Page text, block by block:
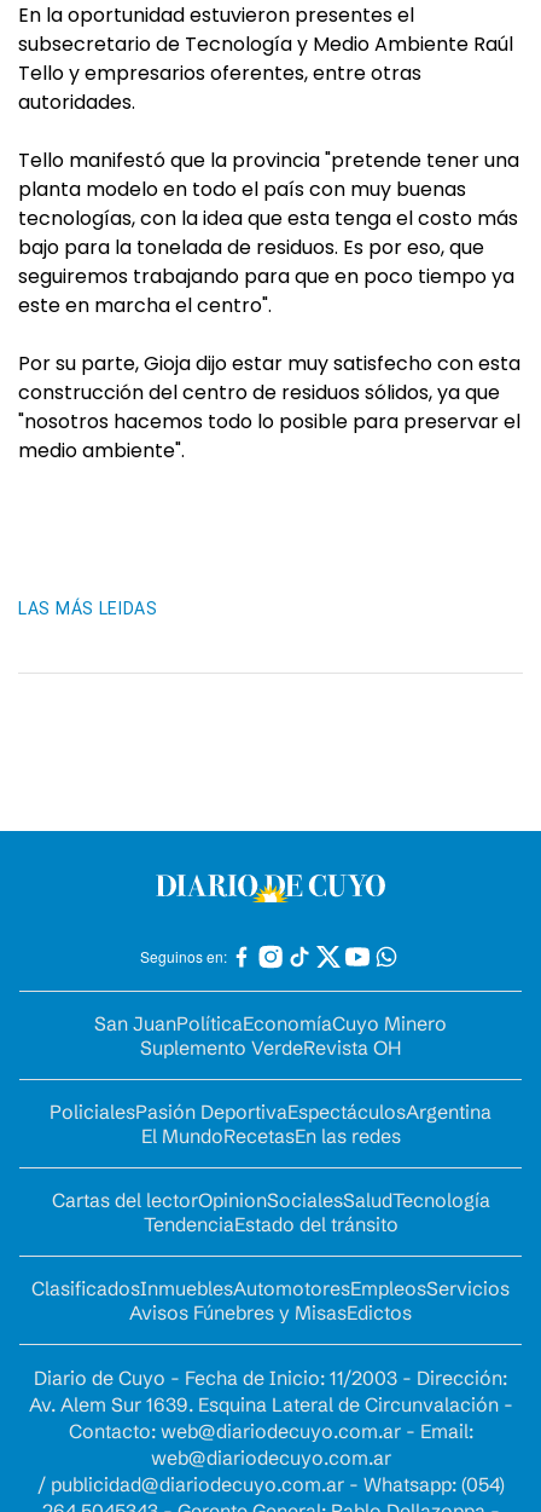
En la oportunidad estuvieron presentes el
subsecretario de Tecnología y Medio Ambiente Raúl
Tello y empresarios oferentes, entre otras
autoridades.
Tello manifestó que la provincia "pretende tener una
planta modelo en todo el país con muy buenas
tecnologías, con la idea que esta tenga el costo más
bajo para la tonelada de residuos. Es por eso, que
seguiremos trabajando para que en poco tiempo ya
este en marcha el centro".
Por su parte, Gioja dijo estar muy satisfecho con esta
construcción del centro de residuos sólidos, ya que
"nosotros hacemos todo lo posible para preservar el
medio ambiente".
LAS MÁS LEIDAS
Seguinos en:
San JuanPolíticaEconomíaCuyo Minero
Suplemento VerdeRevista OH
PolicialesPasión DeportivaEspectáculosArgentina
El MundoRecetasEn las redes
Cartas del lectorOpinionSocialesSaludTecnología
TendenciaEstado del tránsito
ClasificadosInmueblesAutomotoresEmpleosServicios
Avisos Fúnebres y MisasEdictos
Diario de Cuyo - Fecha de Inicio: 11/2003 - Dirección:
Av. Alem Sur 1639. Esquina Lateral de Circunvalación -
Contacto: web@diariodecuyo.com.ar- Email:
web@diariodecuyo.com.ar
/ publicidad@diariodecuyo.com.ar- Whatsapp: (054)